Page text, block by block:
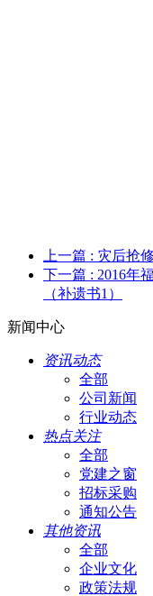
上一篇 : 灾后抢
下一篇 : 2016年
（补遗书1）
新闻中心
资讯动态
全部
公司新闻
行业动态
热点关注
全部
党建之窗
招标采购
通知公告
其他资讯
全部
企业文化
政策法规